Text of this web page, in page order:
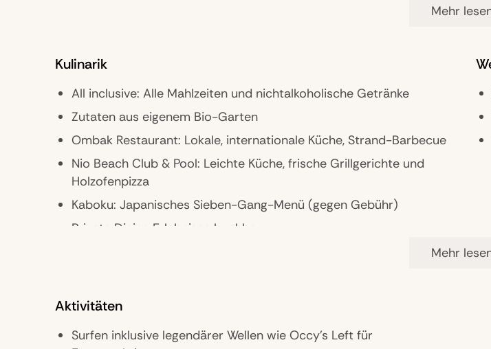
Mehr
Kulinarik
All inclusive: Alle Mahlzeiten und nichtalkoholische Getränke
Zutaten aus eigenem Bio-Garten
Ombak Restaurant: Lokale, internationale Küche, Strand-Barbecue
Nio Beach Club & Pool: Leichte Küche, frische Grillgerichte und
Holzofenpizza
Kaboku: Japanisches Sieben-Gang-Menü (gegen Gebühr)
Private Dining Erlebnisse buchbar
Mehr
Aktivitäten
Surfen inklusive legendärer Wellen wie Occy’s Left für